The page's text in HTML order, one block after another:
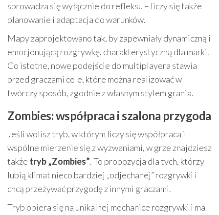
sprowadza się wyłącznie do refleksu – liczy się także
planowanie i adaptacja do warunków.
Mapy zaprojektowano tak, by zapewniały dynamiczną i
emocjonującą rozgrywkę, charakterystyczną dla marki.
Co istotne, nowe podejście do multiplayera stawia
przed graczami cele, które można realizować w
twórczy sposób, zgodnie z własnym stylem grania.
Zombies: współpraca i szalona przygoda
Jeśli wolisz tryb, w którym liczy się współpraca i
wspólne mierzenie się z wyzwaniami, w grze znajdziesz
także tryb „Zombies”. To propozycja dla tych, którzy
lubią klimat nieco bardziej „odjechanej” rozgrywki i
chcą przeżywać przygodę z innymi graczami.
Tryb opiera się na unikalnej mechanice rozgrywki i ma